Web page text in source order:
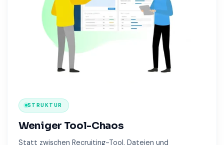
STRUKTUR
Weniger Tool-Chaos
Statt zwischen Recruiting-Tool, Dateien und